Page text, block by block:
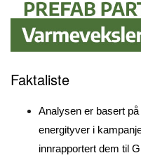
Faktaliste
Analysen er basert
energityver i
innrapportert dem til